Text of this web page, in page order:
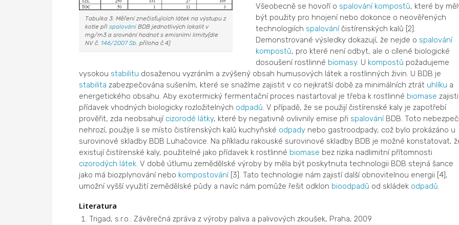
Tabulka 3: Měření znečisťujících látek na výstupu z
kotle při spalováníBDB jednotlivých lokalit v
mg/m3 a srovnání hodnot s emisními limity(dle
NV č. 146/2007 Sb. příloha č.4)
Všeobecně se hovoří o spalování kompostů, které by
být použity pro hnojení nebo dokonce o neověřených
technologiích spalováníčistírenských kalů [2].
Demonstrované výsledky dokazují, že nejde o spalování
kompostů, pro které není odbyt, ale o cílené biologické
dosoušení rostlinné biomasy. U kompostů požadujeme
vysokou stabilitu dosaženou vyzráním a zvýšený obsah humusových látek a rostlinných živin. U BDB je
stabilita zabezpečována sušením, které se snažíme zajistit v co nejkratší době za minimálních ztrát uhlíku a
energetického obsahu. Aby exotermický fermentační proces nastartoval je třeba k rostlinné biomase
přídavek vhodných biologicky rozložitelných odpadů. V případě, že se použijí čistírenské kaly je zapotřebí
prověřit, zda neobsahují cizorodé látky, které by negativně ovlivnily emise při spalováníBDB. Toto
nehrozí, použije li se místo čistírenských kalů kuchyňské odpadynebo gastroodpady, což bylo prokázáno u
surovinové skladby BDB Luhačovice. Na příkladu rakouské surovinové skladby BDB je možné konstatovat,
existují čistírenské kaly, použitelné jako přídavek k rostlinné biomase bez rizika nadlimitní přítomnosti
cizorodých látek. V době útlumu zemědělské výroby by měla být poskytnuta technologii BDB stejná šance
jako má biozplynování nebo kompostování[3]. Tato technologie nám zajistí další obnovitelnou energii [4],
umožní vyšší využití zemědělské půdy a navíc nám pomůže řešit odklon bioodpadů od skládek odpadů.
Literatura
Trigad, s.r.o.: Závěrečná zpráva z výroby paliva a palivových zkoušek, Praha, 2009